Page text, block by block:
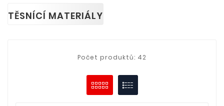
TĚSNÍCÍ MATERIÁLY
Počet produktů: 42